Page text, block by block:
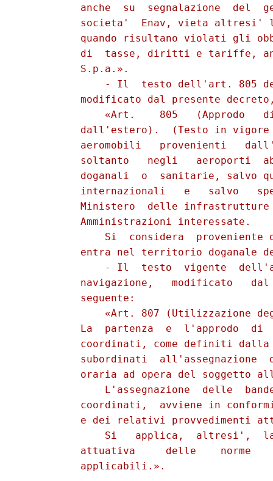
anche  su  segnalazione  del
societa'  Enav, vieta altresi'
quando risultano violati gli
di  tasse, diritti e tariffe,
          S.p.a.».
- Il  testo dell'art. 805
modificato dal presente
«Art.    805   (Approdo
dall'estero).  (Testo in
aeromobili   provenienti
soltanto   negli   aeroporti
doganali  o  sanitarie, salvo
internazionali   e   salvo
Ministero  delle
          Amministrazioni interessate.
Si  considera  proveniente
entra nel territorio doganale
- Il  testo  vigente
navigazione,   modificato
          seguente:
«Art. 807 (Utilizzazione
La  partenza  e  l'approdo  di
coordinati, come definiti
subordinati  all'assegnazione
oraria ad opera del soggetto
L'assegnazione  delle
coordinati,  avviene in
e dei relativi provvedimenti
Si   applica,  altresi',
attuativa     delle    norme